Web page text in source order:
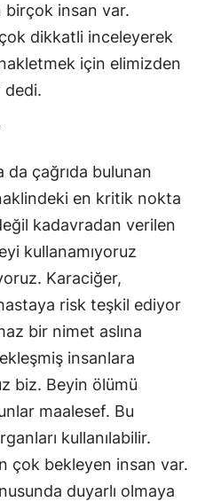
birçok insan var.
dikkatli inceleyerek
için elimizden
dedi.
da çağrıda bulunan
en kritik nokta
kadavradan verilen
kullanamıyoruz
Karaciğer,
risk teşkil ediyor
bir nimet aslına
insanlara
biz. Beyin ölümü
maalesef. Bu
kullanılabilir.
çok bekleyen insan var.
duyarlı olmaya